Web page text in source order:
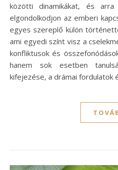
közötti dinamikákat, és
elgondolkodjon az emberi
egyes szereplő külön
ami egyedi színt visz a
konfliktusok és
hanem sok esetben
kifejezése, a drámai fordulatok